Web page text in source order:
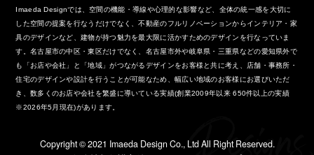
Imaeda Designでは、空間の機能・導線や心理的な影響など、全体の統一感を大切に
した空間の提案を行なうだけでなく、不動産のフルリノベーションからインテリア・家
具のデザインなど、建物が持つ魅力を最大限に活かすためのデザインを行なっていま
す。名古屋市の中区・東区だけでなく、名古屋市外や岐阜県・三重県などの愛知県外で
も「お店や会社」と「地域」がつながるデザインをお客様と共に考え、店舗・事務所・
住宅のデザインや設計を行うことが可能なため、幅広い地域のお客様にお選びいただ
き、数多くのお店や会社を繁盛に導いている実績(創業2009年以来 650件以上の実績
※2026年5月現在)があります。
Copyright ©︎ 2021 Imaeda Design Co., Ltd All Right Reserved.